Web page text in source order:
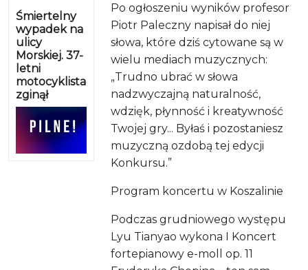
Śmiertelny
wypadek na
ulicy
Morskiej. 37-
letni
motocyklista
zginął
Po ogłoszeniu wyników profesor
Piotr Paleczny napisał do niej
słowa, które dziś cytowane są w
wielu mediach muzycznych:
„Trudno ubrać w słowa
nadzwyczajną naturalność,
wdzięk, płynność i kreatywność
Twojej gry... Byłaś i pozostaniesz
muzyczną ozdobą tej edycji
Konkursu.”
Program koncertu w Koszalinie
Podczas grudniowego występu
Lyu Tianyao wykona I Koncert
fortepianowy e-moll op. 11